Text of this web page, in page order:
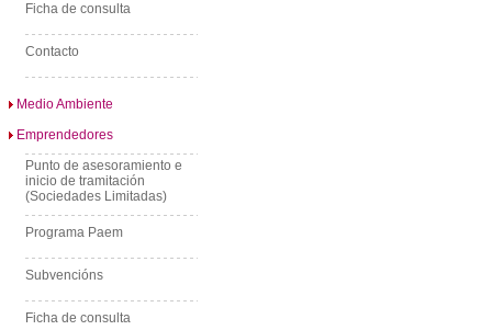
Ficha de consulta
Contacto
Medio Ambiente
Emprendedores
Punto de asesoramiento e
inicio de tramitación
(Sociedades Limitadas)
Programa Paem
Subvencións
Ficha de consulta